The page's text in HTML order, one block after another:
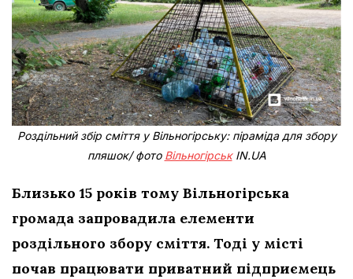
Роздільний збір сміття у Вільногірську: піраміда для збору
пляшок/ фото ВільногірськIN.UA
Близько 15 років тому Вільногірська
громада запровадила елементи
роздільного збору сміття. Тоді у місті
почав працювати приватний підприємець